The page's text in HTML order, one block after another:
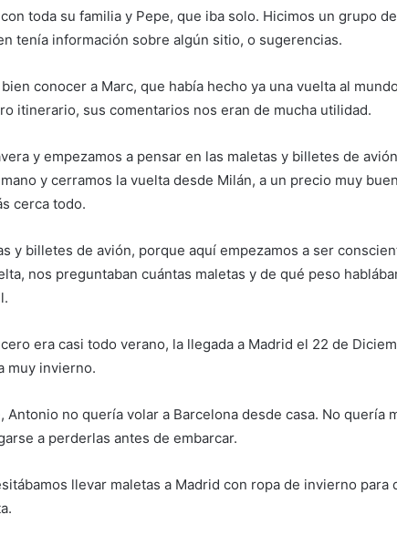
toda su familia y Pepe, que iba solo. Hicimos un grupo
tenía información sobre algún sitio, o sugerencias.
conocer a Marc, que había hecho ya una vuelta al
itinerario, sus comentarios nos eran de mucha utilidad.
y empezamos a pensar en las maletas y billetes de
y cerramos la vuelta desde Milán, a un precio muy
cerca todo.
y billetes de avión, porque aquí empezamos a ser
nos preguntaban cuántas maletas y de qué peso
era casi todo verano, la llegada a Madrid el 22 de
muy invierno.
Antonio no quería volar a Barcelona desde casa. No quería
a perderlas antes de embarcar.
llevar maletas a Madrid con ropa de invierno para